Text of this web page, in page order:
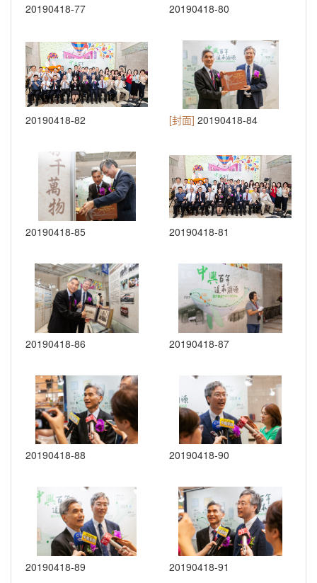
20190418-77 20190418-80
20190418-82 [封面] 20190418-84
20190418-85 20190418-81
20190418-86 20190418-87
20190418-88 20190418-90
20190418-89 20190418-91